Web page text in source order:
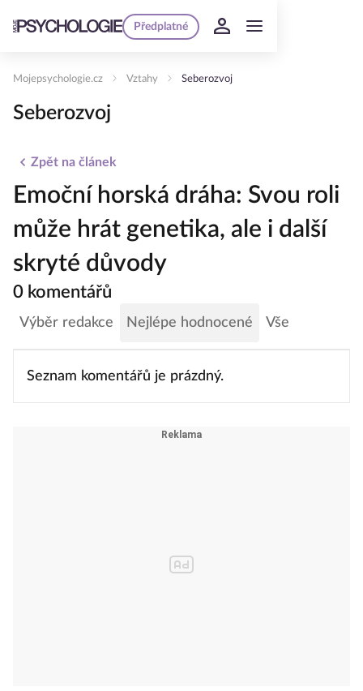
Předplatné
Mojepsychologie.cz Vztahy Seberozvoj
Seberozvoj
Zpět na článek
Emoční horská dráha: Svou roli
může hrát genetika, ale i další
skryté důvody
0 komentářů
Výběr redakce Nejlépe hodnocené Vše
Seznam komentářů je prázdný.